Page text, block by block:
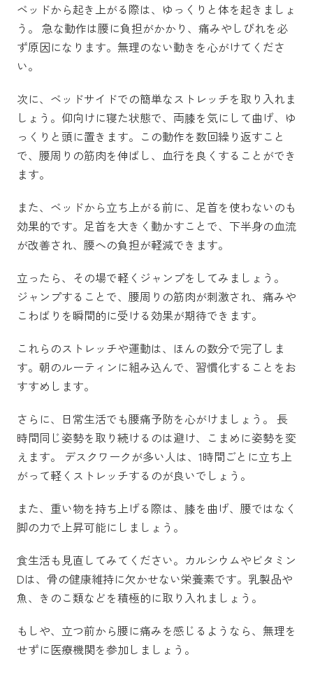
ベッドから起き上がる際は、ゆっくりと体を起きましょ
う。 急な動作は腰に負担がかかり、痛みやしびれを必
ず原因になります。無理のない動きを心がけてくださ
い。
次に、ベッドサイドでの簡単なストレッチを取り入れま
しょう。仰向けに寝た状態で、両膝を気にして曲げ、ゆ
っくりと頭に置きます。この動作を数回繰り返すこと
で、腰周りの筋肉を伸ばし、血行を良くすることができ
ます。
また、ベッドから立ち上がる前に、足首を使わないのも
効果的です。足首を大きく動かすことで、下半身の血流
が改善され、腰への負担が軽減できます。
立ったら、その場で軽くジャンプをしてみましょう。
ジャンプすることで、腰周りの筋肉が刺激され、痛みや
こわばりを瞬間的に受ける効果が期待できます。
これらのストレッチや運動は、ほんの数分で完了しま
す。朝のルーティンに組み込んで、習慣化することをお
すすめします。
さらに、日常生活でも腰痛予防を心がけましょう。 長
時間同じ姿勢を取り続けるのは避け、こまめに姿勢を変
えます。 デスクワークが多い人は、1時間ごとに立ち上
がって軽くストレッチするのが良いでしょう。
また、重い物を持ち上げる際は、膝を曲げ、腰ではなく
脚の力で上昇可能にしましょう。
食生活も見直してみてください。カルシウムやビタミン
Dは、骨の健康維持に欠かせない栄養素です。乳製品や
魚、きのこ類などを積極的に取り入れましょう。
もしや、立つ前から腰に痛みを感じるようなら、無理を
せずに医療機関を参加しましょう。